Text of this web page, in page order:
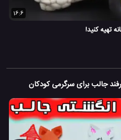
16:6
جالب برای سرگرمی کودکان